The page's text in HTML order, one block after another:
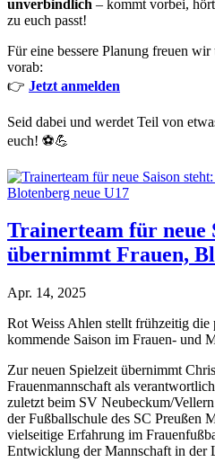
unverbindlich – kommt vorbei,
zu euch passt!
Für eine bessere Planung freuen
vorab:
👉 Jetzt anmelden
Seid dabei und werdet Teil von
euch! ⚽💪
Trainerteam für neue
übernimmt Frauen,
Apr. 14, 2025
Rot Weiss Ahlen stellt frühzeitig die
kommende Saison im Frauen- und
Zur neuen Spielzeit übernimmt
Frauenmannschaft als
zuletzt beim SV Neubeckum/
der Fußballschule des SC Preußen
vielseitige Erfahrung im
Entwicklung der Mannschaft in der